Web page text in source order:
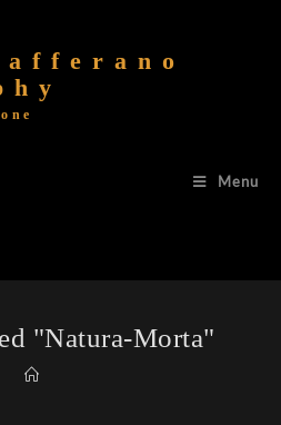
Menu
"natura-Morta"